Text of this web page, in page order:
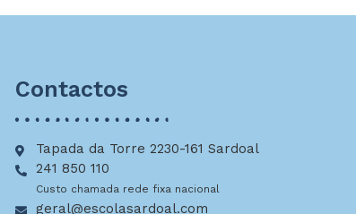
Contactos
Tapada da Torre 2230-161 Sardoal
241 850 110
Custo chamada rede fixa nacional
geral@escolasardoal.com